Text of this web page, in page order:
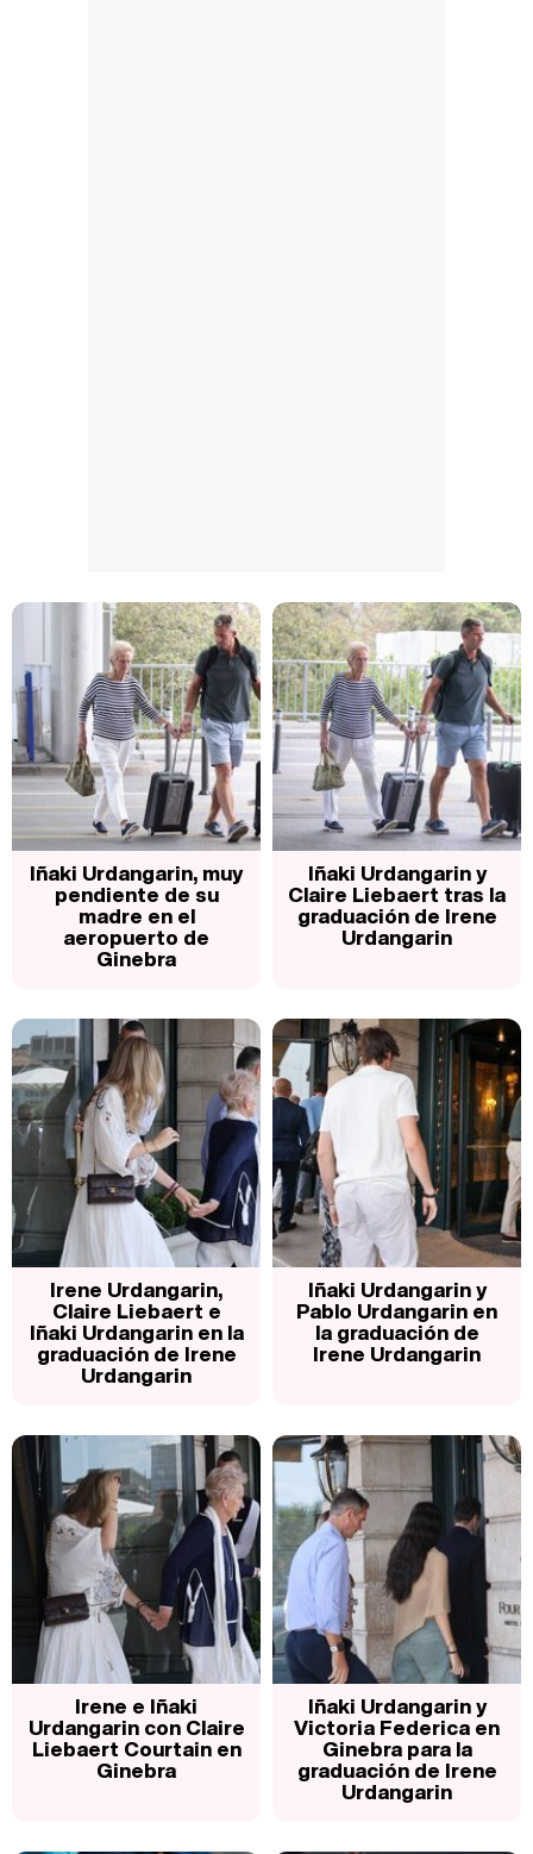
Iñaki Urdangarin, muy
pendiente de su
madre en el
aeropuerto de
Ginebra
Iñaki Urdangarin y
Claire Liebaert tras la
graduación de Irene
Urdangarin
Irene Urdangarin,
Claire Liebaert e
Iñaki Urdangarin en la
graduación de Irene
Urdangarin
Iñaki Urdangarin y
Pablo Urdangarin en
la graduación de
Irene Urdangarin
Irene e Iñaki
Urdangarin con Claire
Liebaert Courtain en
Ginebra
Iñaki Urdangarin y
Victoria Federica en
Ginebra para la
graduación de Irene
Urdangarin